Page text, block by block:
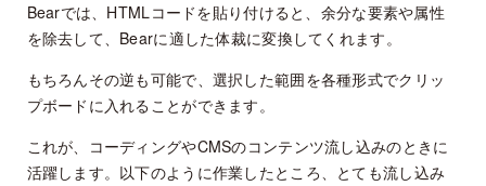
Bearでは、HTMLコードを貼り付けると、余分な要素や属性
を除去して、Bearに適した体裁に変換してくれます。
もちろんその逆も可能で、選択した範囲を各種形式でクリッ
プボードに入れることができます。
これが、コーディングやCMSのコンテンツ流し込みのときに
活躍します。以下のように作業したところ、とても流し込み